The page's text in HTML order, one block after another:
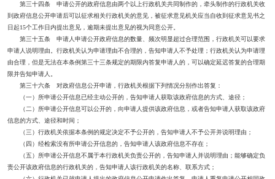
第三十四条 申请公开的政府信息由两个以上行政机关共同制作的，牵头制作的行政机关收
到政府信息公开申请后可以征求相关行政机关的意见，被征求意见机关应当自收到征求意见书之
日起15个工作日内提出意见，逾期未提出意见的视为同意公开。
第三十五条 申请人申请公开政府信息的数量、频次明显超过合理范围，行政机关可以要求
申请人说明理由。行政机关认为申请理由不合理的，告知申请人不予处理；行政机关认为申请理
由合理，但是无法在本条例第三十三条规定的期限内答复申请人的，可以确定延迟答复的合理期
限并告知申请人。
第三十六条 对政府信息公开申请，行政机关根据下列情况分别作出答复：
（一）所申请公开信息已经主动公开的，告知申请人获取该政府信息的方式、途径；
（二）所申请公开信息可以公开的，向申请人提供该政府信息，或者告知申请人获取该政府
信息的方式、途径和时间；
（三）行政机关依据本条例的规定决定不予公开的，告知申请人不予公开并说明理由；
（四）经检索没有所申请公开信息的，告知申请人该政府信息不存在；
（五）所申请公开信息不属于本行政机关负责公开的，告知申请人并说明理由；能够确定负
责公开该政府信息的行政机关的，告知申请人该行政机关的名称、联系方式；